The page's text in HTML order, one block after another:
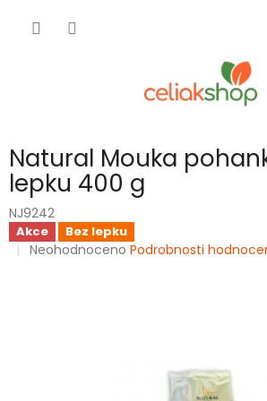
Natural Mouka
lepku 400 g
NJ9242
Akce Bez lepku
Průměrné
Neohodnoceno Podrobnosti